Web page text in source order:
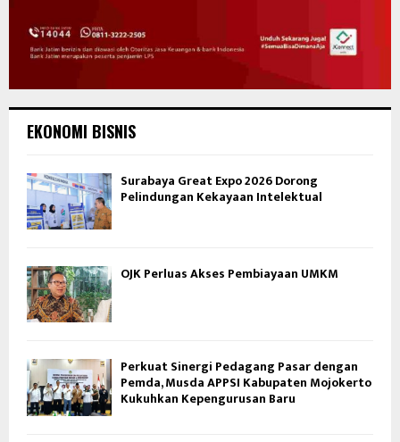
EKONOMI BISNIS
Surabaya Great Expo 2026 Dorong
Pelindungan Kekayaan Intelektual
OJK Perluas Akses Pembiayaan UMKM
Perkuat Sinergi Pedagang Pasar dengan
Pemda, Musda APPSI Kabupaten Mojokerto
Kukuhkan Kepengurusan Baru